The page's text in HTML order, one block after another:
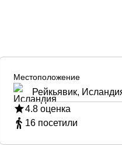
Местоположение
Рейкьявик,
4.8 оценка
16 посетили